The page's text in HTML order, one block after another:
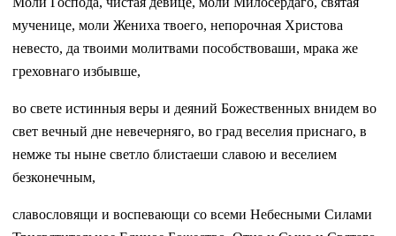
мученице, моли Жениха твоего, непорочная Христова
невесто, да твоими молитвами пособствоваши, мрака же
греховнаго избывше,
во свете истинныя веры и деяний Божественных внидем во
свет вечный дне невечерняго, во град веселия приснаго, в
немже ты ныне светло блистаеши славою и веселием
безконечным,
славословящи и воспевающи со всеми Небесными Силами